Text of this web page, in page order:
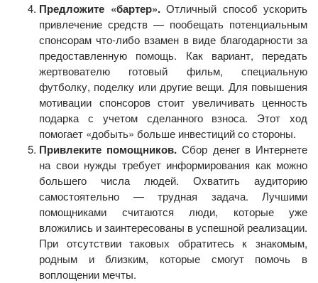
Предложите «бартер».Отличный способ ускорить
привлечение средств — пообещать потенциальным
спонсорам что-либо взамен в виде благодарности за
предоставленную помощь. Как вариант, передать
жертвователю готовый фильм, специальную
футболку, поделку или другие вещи. Для повышения
мотивации спонсоров стоит увеличивать ценность
подарка с учетом сделанного взноса. Этот ход
помогает «добыть» больше инвестиций со стороны.
Привлеките помощников. Сбор денег в Интернете
на свои нужды требует информирования как можно
большего числа людей. Охватить аудиторию
самостоятельно — трудная задача. Лучшими
помощниками считаются люди, которые уже
вложились и заинтересованы в успешной реализации.
При отсутствии таковых обратитесь к знакомым,
родным и близким, которые смогут помочь в
воплощении мечты.